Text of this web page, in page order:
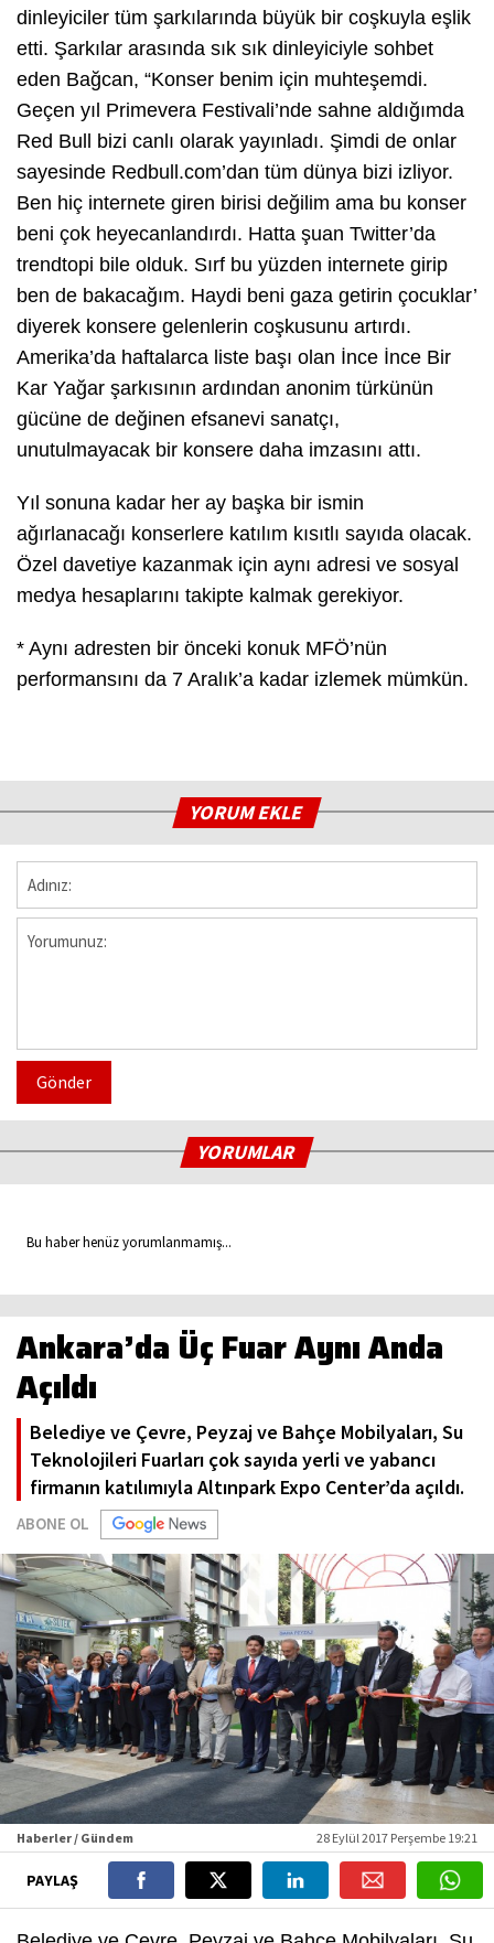
dinleyiciler tüm şarkılarında büyük bir coşkuyla eşlik
etti. Şarkılar arasında sık sık dinleyiciyle sohbet
eden Bağcan, “Konser benim için muhteşemdi.
Geçen yıl Primevera Festivali’nde sahne aldığımda
Red Bull bizi canlı olarak yayınladı. Şimdi de onlar
sayesinde Redbull.com’dan tüm dünya bizi izliyor.
Ben hiç internete giren birisi değilim ama bu konser
beni çok heyecanlandırdı. Hatta şuan Twitter’da
trendtopi bile olduk. Sırf bu yüzden internete girip
ben de bakacağım. Haydi beni gaza getirin çocuklar’
diyerek konsere gelenlerin coşkusunu artırdı.
Amerika’da haftalarca liste başı olan İnce İnce Bir
Kar Yağar şarkısının ardından anonim türkünün
gücüne de değinen efsanevi sanatçı,
unutulmayacak bir konsere daha imzasını attı.
Yıl sonuna kadar her ay başka bir ismin
ağırlanacağı konserlere katılım kısıtlı sayıda olacak.
Özel davetiye kazanmak için aynı adresi ve sosyal
medya hesaplarını takipte kalmak gerekiyor.
* Aynı adresten bir önceki konuk MFÖ’nün
performansını da 7 Aralık’a kadar izlemek mümkün.
YORUM EKLE
Gönder
YORUMLAR
Bu haber henüz yorumlanmamış...
Ankara’da Üç Fuar Aynı Anda
Açıldı
Belediye ve Çevre, Peyzaj ve Bahçe Mobilyaları, Su
Teknolojileri Fuarları çok sayıda yerli ve yabancı
firmanın katılımıyla Altınpark Expo Center’da açıldı.
ABONE OL
Haberler / Gündem 28 Eylül 2017 Perşembe 19:21
PAYLAŞ